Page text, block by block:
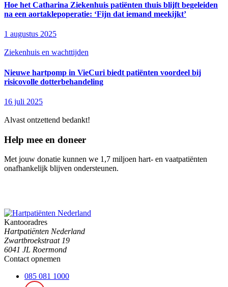
Hoe het Catharina Ziekenhuis patiënten thuis blijft begeleiden
na een aortaklepoperatie: ‘Fijn dat iemand meekijkt’
1 augustus 2025
Ziekenhuis en wachttijden
Nieuwe hartpomp in VieCuri biedt patiënten voordeel bij
risicovolle dotterbehandeling
16 juli 2025
Alvast ontzettend bedankt!
Help mee en doneer
Met jouw donatie kunnen we 1,7 miljoen hart- en vaatpatiënten
onafhankelijk blijven ondersteunen.
Kantooradres
Hartpatiënten Nederland
Zwartbroekstraat 19
6041 JL Roermond
Contact opnemen
085 081 1000